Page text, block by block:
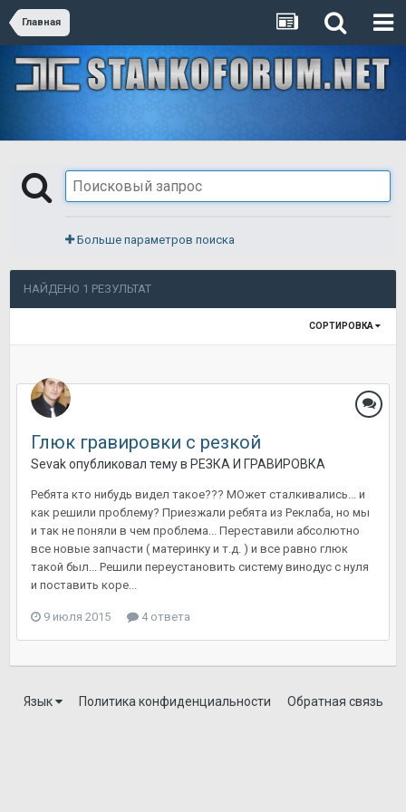
Главная
Больше параметров поиска
НАЙДЕНО 1 РЕЗУЛЬТАТ
СОРТИРОВКА
Глюк гравировки с резкой
Sevakопубликовал тему в РЕЗКА И ГРАВИРОВКА
Ребята кто нибудь видел такое??? МОжет сталкивались... и
как решили проблему? Приезжали ребята из Реклаба, но мы
и так не поняли в чем проблема... Переставили абсолютно
все новые запчасти ( материнку и т.д. ) и все равно глюк
такой был... Решили переустановить систему винодус с нуля
и поставить коре...
9 июля 2015 4 ответа
Язык Политика конфиденциальности Обратная связь